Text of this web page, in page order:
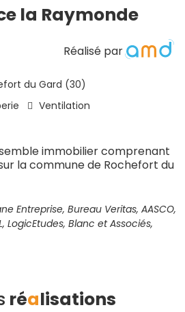
la Raymonde
Réalisé par
du Gard (30)
Ventilation
immobilier comprenant
la commune de Rochefort du
Entreprise, Bureau Veritas, AASCO,
LogicEtudes, Blanc et Associés,
réalisations